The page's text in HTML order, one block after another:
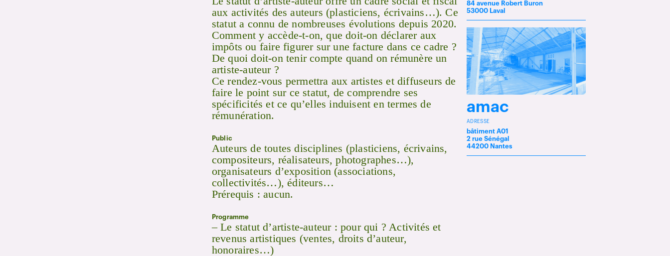
aux activités des auteurs (plasticiens, écrivains…). Ce
statut a connu de nombreuses évolutions depuis 2020.
Comment y accède-t-on, que doit-on déclarer aux
impôts ou faire figurer sur une facture dans ce cadre ?
De quoi doit-on tenir compte quand on rémunère un
artiste-auteur ?
Ce rendez-vous permettra aux artistes et diffuseurs de
faire le point sur ce statut, de comprendre ses
spécificités et ce qu’elles induisent en termes de
rémunération.
Public
Auteurs de toutes disciplines (plasticiens, écrivains,
compositeurs, réalisateurs, photographes…),
organisateurs d’exposition (associations,
collectivités…), éditeurs…
Prérequis : aucun.
Programme
– Le statut d’artiste-auteur : pour qui ? Activités et
revenus artistiques (ventes, droits d’auteur,
honoraires…)
84 avenue Robert Buron
53000 Laval
amac
ADRESSE
bâtiment A01
2 rue Sénégal
44200 Nantes